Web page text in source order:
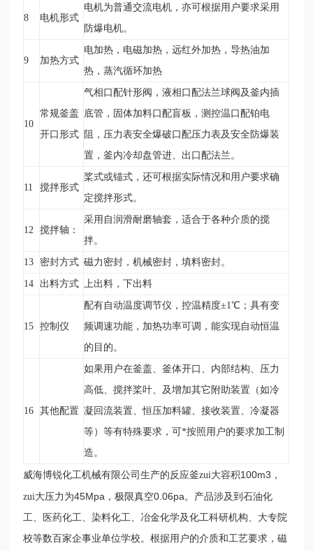
8 电机形式
电机为普通交流电机，亦可根据用户要求采用
防爆电机。
9 加热方式
电加热，电磁加热，远红外加热，导热油加
热，蒸汽循环加热
10
常规釜盖
开口形式
气相口配针形阀，液相口配法兰球阀及釜内插
底管，固体加料口配盲板，测控温口配铂电
阻，压力表安全爆破口配压力表及安全防爆装
置，釜内冷却盘管进、出口配法兰。
11 搅拌形式
桨式或锚式，还可根据实际情况和用户要求确
定搅拌形式。
12 搅拌轴：
采用自润滑耐磨轴套，适合于各种介质的搅
拌。
13 密封方式 磁力密封，机械密封，填料密封。
14 出料方式 上出料，下出料
15 控制仪
配有自动温度调节仪，控温精度±1℃ ；具有变
频调速功能，加热功率可调，能实现自动恒温
的目的。
16 其他配置
如果用户在釜盖、釜体开口、内部结构、压力
高低、搅拌桨叶、及增加其它附助装置（如冷
凝回流装置、恒压加料罐、接收装置、冷凝器
等）等有特殊要求，可*按照用户的要求加工制
造。
威海博锐化工机械有限公司生产的反应釜zui大容积100m3 ，
zui大压力为45Mpa ，极限真空0.06pa 。产品涉及到石油化
工、医药化工、染料化工、冶金化学及化工科研机构、大专院
校等数百家企事业单位学校。根据用户的介质和工艺要求，磁